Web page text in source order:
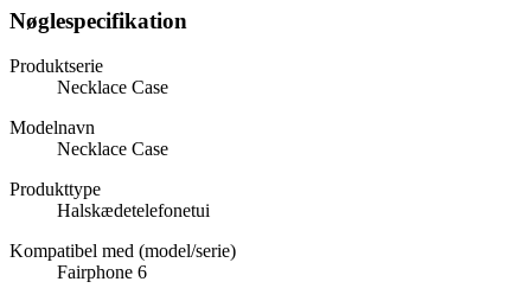
Nøglespecifikation
Produktserie
Necklace Case
Modelnavn
Necklace Case
Produkttype
Halskædetelefonetui
Kompatibel med (model/serie)
Fairphone 6